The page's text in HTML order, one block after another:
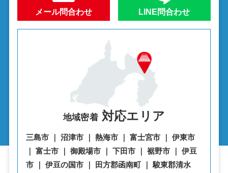
メール問合わせ LINE問合わせ
地域密着対応エリア
三島市 ｜ 沼津市 ｜ 熱海市 ｜ 富士宮市 ｜ 伊東市
｜ 富士市 ｜ 御殿場市 ｜ 下田市 ｜ 裾野市 ｜ 伊豆
市 ｜ 伊豆の国市 ｜ 田方郡函南町 ｜ 駿東郡清水